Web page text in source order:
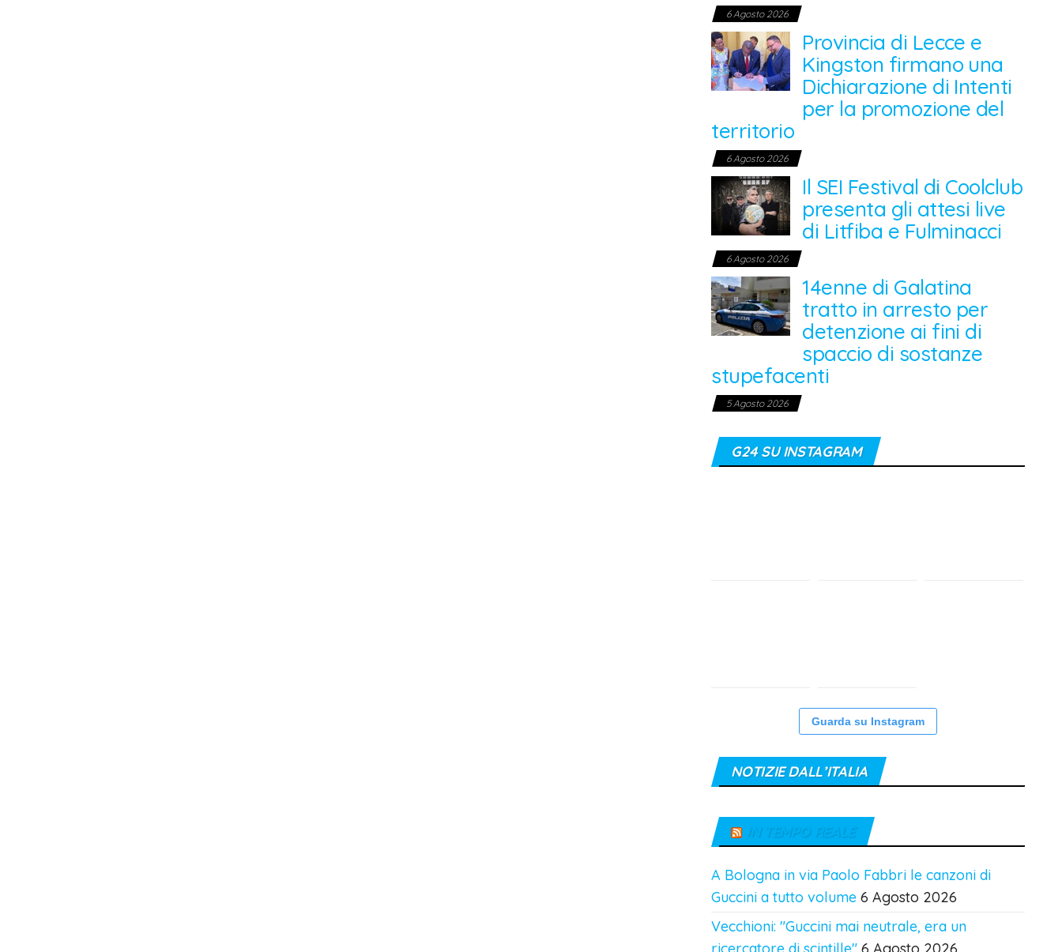
6 Agosto 2026
Provincia di Lecce e
Kingston firmano una
Dichiarazione di Intenti
per la promozione del
territorio
6 Agosto 2026
Il SEI Festival di Coolclub
presenta gli attesi live
di Litfiba e Fulminacci
6 Agosto 2026
14enne di Galatina
tratto in arresto per
detenzione ai fini di
spaccio di sostanze
stupefacenti
5 Agosto 2026
G24 SU INSTAGRAM
Guarda su Instagram
NOTIZIE DALL’ITALIA
IN TEMPO REALE
A Bologna in via Paolo Fabbri le canzoni di
Guccini a tutto volume 6 Agosto 2026
Vecchioni: "Guccini mai neutrale, era un